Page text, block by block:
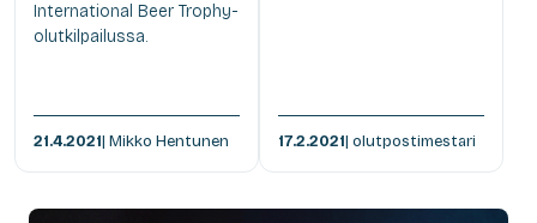
International Beer Trophy-
olutkilpailussa.
21.4.2021| Mikko Hentunen 17.2.2021| olutpostimestari